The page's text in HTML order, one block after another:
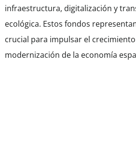
infraestructura, digitalización y
ecológica. Estos fondos
crucial para impulsar el
modernización de la economía